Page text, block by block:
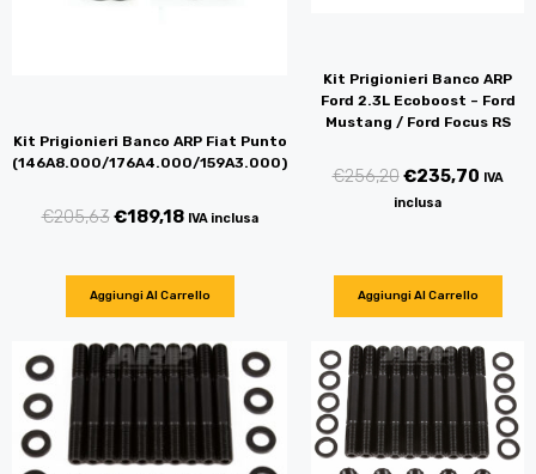
Kit Prigionieri Banco ARP Fiat Punto
(146A8.000/176A4.000/159A3.000)
€205,63€189,18 IVA inclusa
Aggiungi Al Carrello
Kit Prigionieri Banco ARP
Ford 2.3L Ecoboost – Ford
Mustang / Ford Focus RS
€256,20€235,70 IVA
inclusa
Aggiungi Al Carrello